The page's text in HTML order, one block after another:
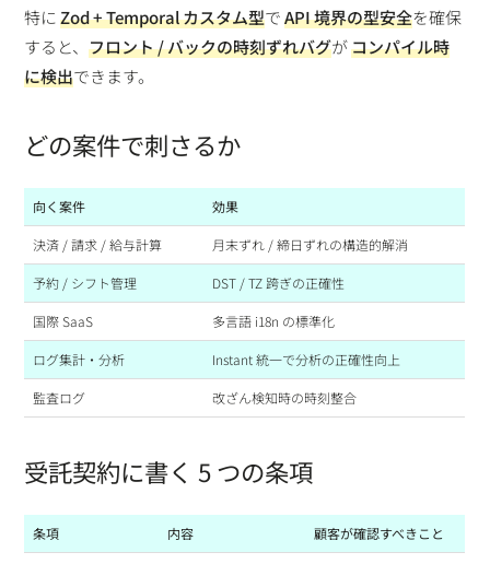
特にZod + Temporal カスタム型でAPI 境界の型安全を確保
すると、フロント / バックの時刻ずれバグがコンパイル時
に検出できます。
どの案件で刺さるか
向く案件 効果
決済 / 請求 / 給与計算 月末ずれ / 締日ずれの構造的解消
予約 / シフト管理 DST / TZ 跨ぎの正確性
国際 SaaS 多言語 i18n の標準化
ログ集計・分析 Instant 統一で分析の正確性向上
監査ログ 改ざん検知時の時刻整合
受託契約に書く 5 つの条項
条項 内容 顧客が確認すべきこと